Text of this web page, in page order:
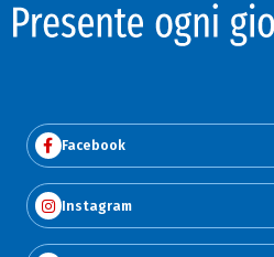
Facebook
Instagram